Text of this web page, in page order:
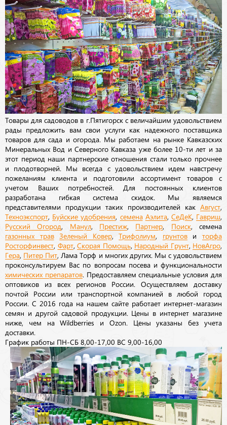
Товары для садоводов в г.Пятигорск с величайшим удовольствием
рады предложить вам свои услуги как надежного поставщика
товаров для сада и огорода. Мы работаем на рынке Кавказских
Минеральных Вод и Северного Кавказа уже более 10-ти лет и за
этот период наши партнерские отношения стали только прочнее
и плодотворней. Мы всегда с удовольствием идем навстречу
пожеланиям клиента и подготовили ассортимент товаров с
учетом Ваших потребностей. Для постоянных клиентов
разработана гибкая система скидок. Мы являемся
представителями продукции таких производителей как Август
Техноэкспорт Буйские удобрения семена Аэлита, СеДеК Гавриш
Русский Огород Манул, Престиж Партнер Поиск, семена
газонных трав Зеленый Ковер,Трифолиум грунтовиторфа
Росторфинвест Фарт, Скорая Помощь Народный Грунт, НовАгро
Гера Питер Пит , Лама Торф и многих других. Мы с удовольствием
проконсультируем Вас по вопросам посева и функциональности
химических препаратов. Предоставляем специальные условия для
оптовиков из всех регионов России. Осуществляем доставку
почтой России или транспортной компанией в любой город
России. С 2016 года на нашем сайте работает интернет-магазин
семян и другой садовой продукции. Цены в интернет магазине
ниже, чем на Wildberries и Ozon. Цены указаны без учета
доставки.
График работы ПН-СБ 8,00-17,00 ВС 9,00-16,00